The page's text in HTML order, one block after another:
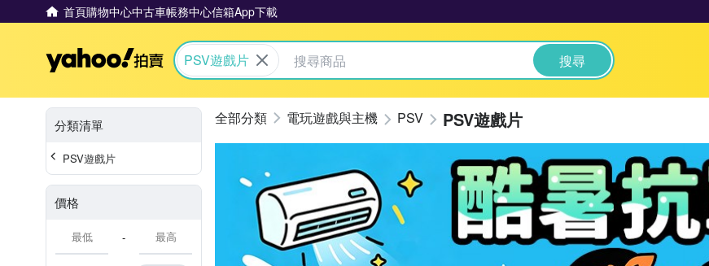
首頁購物中心中古車帳務中心信箱App下載
Yahoo拍賣
PSV遊戲片 搜尋
分類清單
PSV遊戲片
價格
-
電玩遊戲與主機 PSV PSV遊戲片